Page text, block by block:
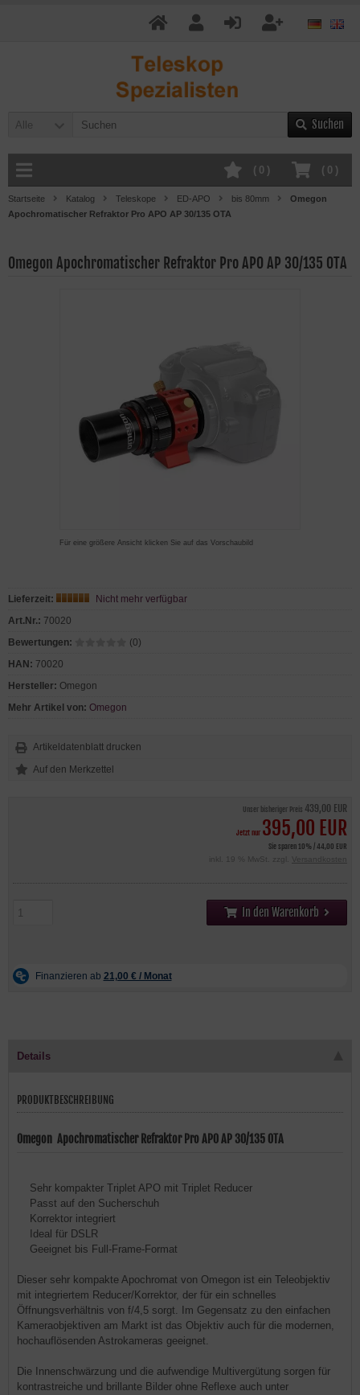
Alle Suchen
( 0 )
( 0 )
Startseite Katalog Teleskope ED-APO bis 80mm
Omegon
Apochromatischer Refraktor Pro APO AP 30/135 OTA
Omegon Apochromatischer Refraktor Pro APO AP 30/135 OTA
Für eine größere Ansicht klicken Sie auf das Vorschaubild
Unser bisheriger Preis 439,00 EUR
Jetzt nur 395,00 EUR
Sie sparen 10% / 44,00 EUR
inkl. 19 % MwSt. zzgl.
Versandkosten
In den Warenkorb
Lieferzeit:
Nicht mehr verfügbar
Art.Nr.: 70020
Bewertungen:
(0)
HAN: 70020
Hersteller: Omegon
Mehr Artikel von: Omegon
Artikeldatenblatt drucken
Details
PRODUKTBESCHREIBUNG
Omegon Apochromatischer Refraktor Pro APO AP 30/135 OTA
Sehr kompakter Triplet APO mit Triplet Reducer
Passt auf den Sucherschuh
Korrektor integriert
Ideal für DSLR
Geeignet bis Full-Frame-Format
Dieser sehr kompakte Apochromat von Omegon ist ein Teleobjektiv
mit integriertem Reducer/Korrektor, der für ein schnelles
Öffnungsverhältnis von f/4,5 sorgt. Im Gegensatz zu den einfachen
Kameraobjektiven am Markt ist das Objektiv auch für die modernen,
hochauflösenden Astrokameras geeignet.
Die Innenschwärzung und die aufwendige Multivergütung sorgen für
kontrastreiche und brillante Bilder ohne Reflexe auch unter